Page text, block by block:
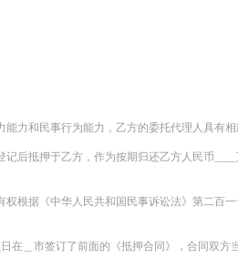
力和民事行为能力，乙方的委托代理人具有相
抵押于乙方，作为按期归还乙方人民币
据《中华人民共和国民事诉讼法》第二百
在＿市签订了前面的《抵押合同》，合同